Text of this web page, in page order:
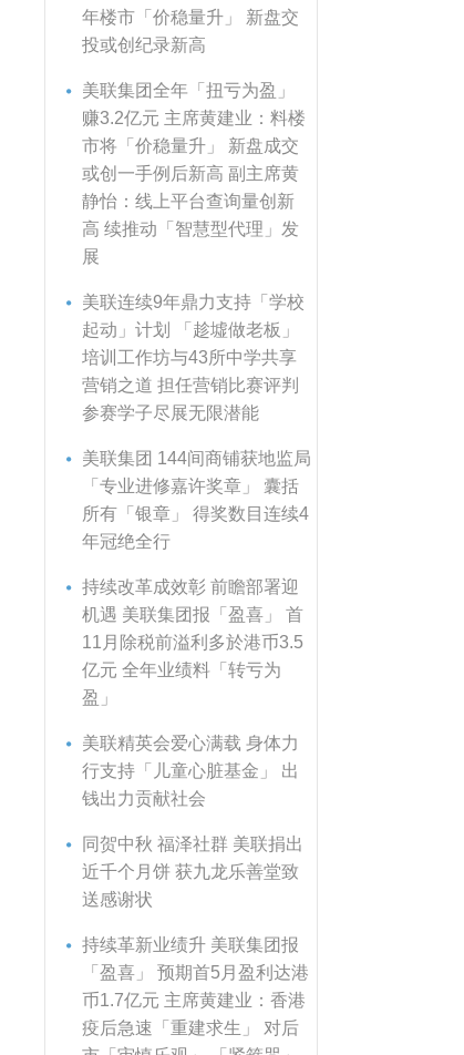
年楼市「价稳量升」 新盘交
投或创纪录新高
美联集团全年「扭亏为盈」
赚3.2亿元 主席黄建业：料楼
市将「价稳量升」 新盘成交
或创一手例后新高 副主席黄
静怡：线上平台查询量创新
高 续推动「智慧型代理」发
展
美联连续9年鼎力支持「学校
起动」计划 「趁墟做老板」
培训工作坊与43所中学共享
营销之道 担任营销比赛评判
参赛学子尽展无限潜能
美联集团 144间商铺获地监局
「专业进修嘉许奖章」 囊括
所有「银章」 得奖数目连续4
年冠绝全行
持续改革成效彰 前瞻部署迎
机遇 美联集团报「盈喜」 首
11月除税前溢利多於港币3.5
亿元 全年业绩料「转亏为
盈」
美联精英会爱心满载 身体力
行支持「儿童心脏基金」 出
钱出力贡献社会
同贺中秋 福泽社群 美联捐出
近千个月饼 获九龙乐善堂致
送感谢状
持续革新业绩升 美联集团报
「盈喜」 预期首5月盈利达港
币1.7亿元 主席黄建业：香港
疫后急速「重建求生」 对后